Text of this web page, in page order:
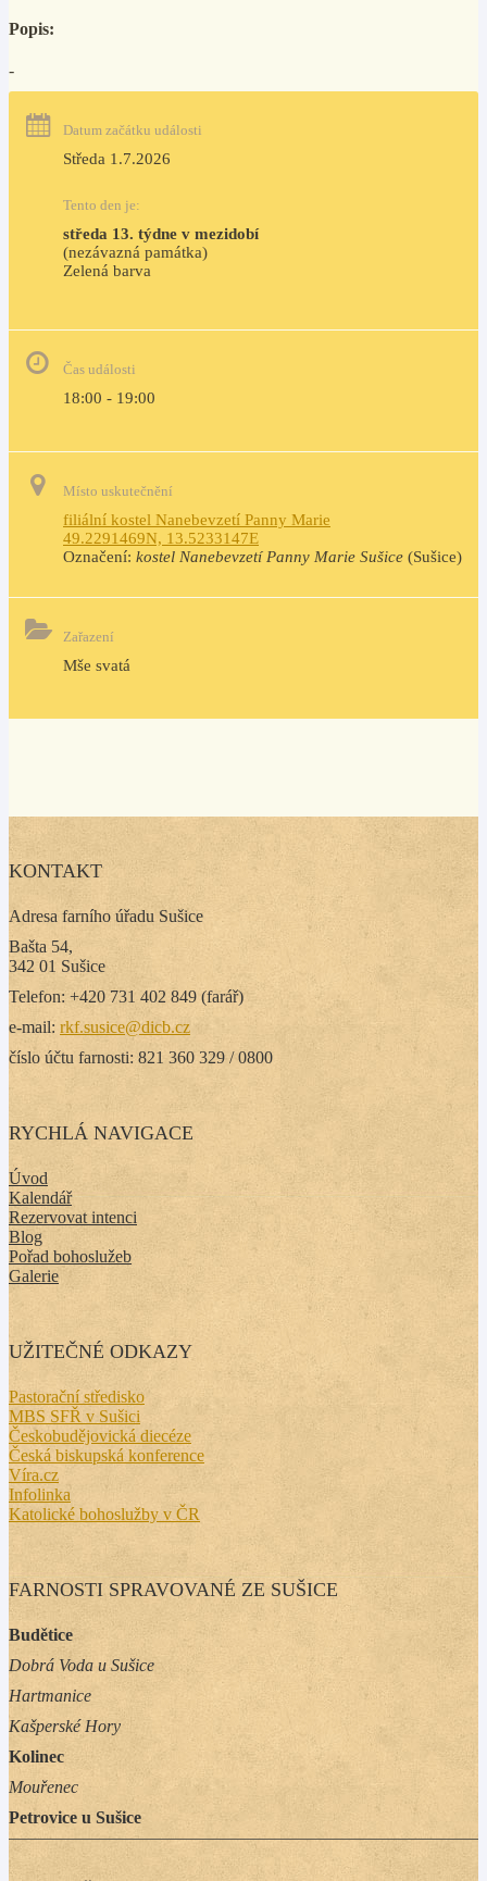
Popis:
-
Datum začátku události
Středa 1.7.2026
Tento den je:
středa 13. týdne v mezidobí
(nezávazná památka)
Zelená barva
Čas události
18:00 - 19:00
Místo uskutečnění
filiální kostel Nanebevzetí Panny Marie
49.2291469N, 13.5233147E
Označení: kostel Nanebevzetí Panny Marie Sušice (Sušice)
Zařazení
Mše svatá
KONTAKT
Adresa farního úřadu Sušice
Bašta 54,
342 01 Sušice
Telefon: +420 731 402 849 (farář)
e-mail: rkf.susice@dicb.cz
číslo účtu farnosti: 821 360 329 / 0800
RYCHLÁ NAVIGACE
Úvod
Kalendář
Rezervovat intenci
Blog
Pořad bohoslužeb
Galerie
UŽITEČNÉ ODKAZY
Pastorační středisko
MBS SFŘ v Sušici
Českobudějovická diecéze
Česká biskupská konference
Víra.cz
Infolinka
Katolické bohoslužby v ČR
FARNOSTI SPRAVOVANÉ ZE SUŠICE
Budětice
Dobrá Voda u Sušice
Hartmanice
Kašperské Hory
Kolinec
Mouřenec
Petrovice u Sušice